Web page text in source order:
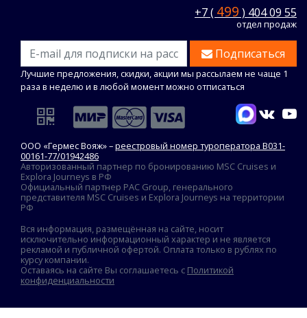
+7 ( 499 ) 404 09 55
отдел продаж
Подписаться
Лучшие предложения, скидки, акции мы рассылаем не чаще 1
раза в неделю и в любой момент можно отписаться
ООО «Гермес Вояж» –реестровый номер туроператора В031-
00161-77/01942486
Авторизованный партнер по бронированию MSC Cruises и
Explora Journeys в РФ
Официальный партнер PAC Group, генерального
представителя MSC Cruises и Explora Journeys на территории
РФ
Вся информация, размещённая на сайте, носит
исключительно информационный характер и не является
рекламой и публичной офертой. Оплата только в рублях по
курсу компании.
Оставаясь на сайте Вы соглашаетесь с Политикой
конфиденциальности